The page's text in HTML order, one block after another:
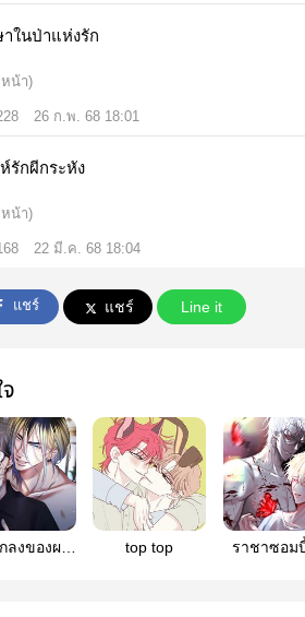
กษาในป่าแห่งรัก
น้า)
26 ก.พ. 68 18:01
สน่ห์รักผีกระหัง
หน้า)
22 มี.ค. 68 18:04
แชร์ แชร์ Line it
งของผม
top top
ราชาซอม